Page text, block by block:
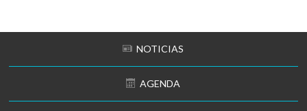
NOTICIAS
AGENDA